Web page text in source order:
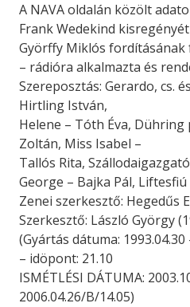
A NAVA oldalán közölt
Frank Wedekind
Györffy Miklós fordításának
– rádióra alkalmazta és
Szereposztás: Gerardo, cs.
Hirtling István,
Helene – Tóth Éva, Dühring
Zoltán, Miss Isabel –
Tallós Rita,
George – Bajka Pál,
Zenei szerkesztő: Hegedűs
Szerkesztő: László György
(Gyártás dátuma: 1993.04.30
– idöpont: 21.10
ISMÉTLÉSI DÁTUMA:
2006.04.26/B/14.05)